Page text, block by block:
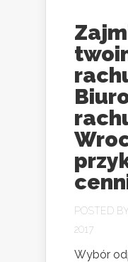
POSTED
2017
Wybór